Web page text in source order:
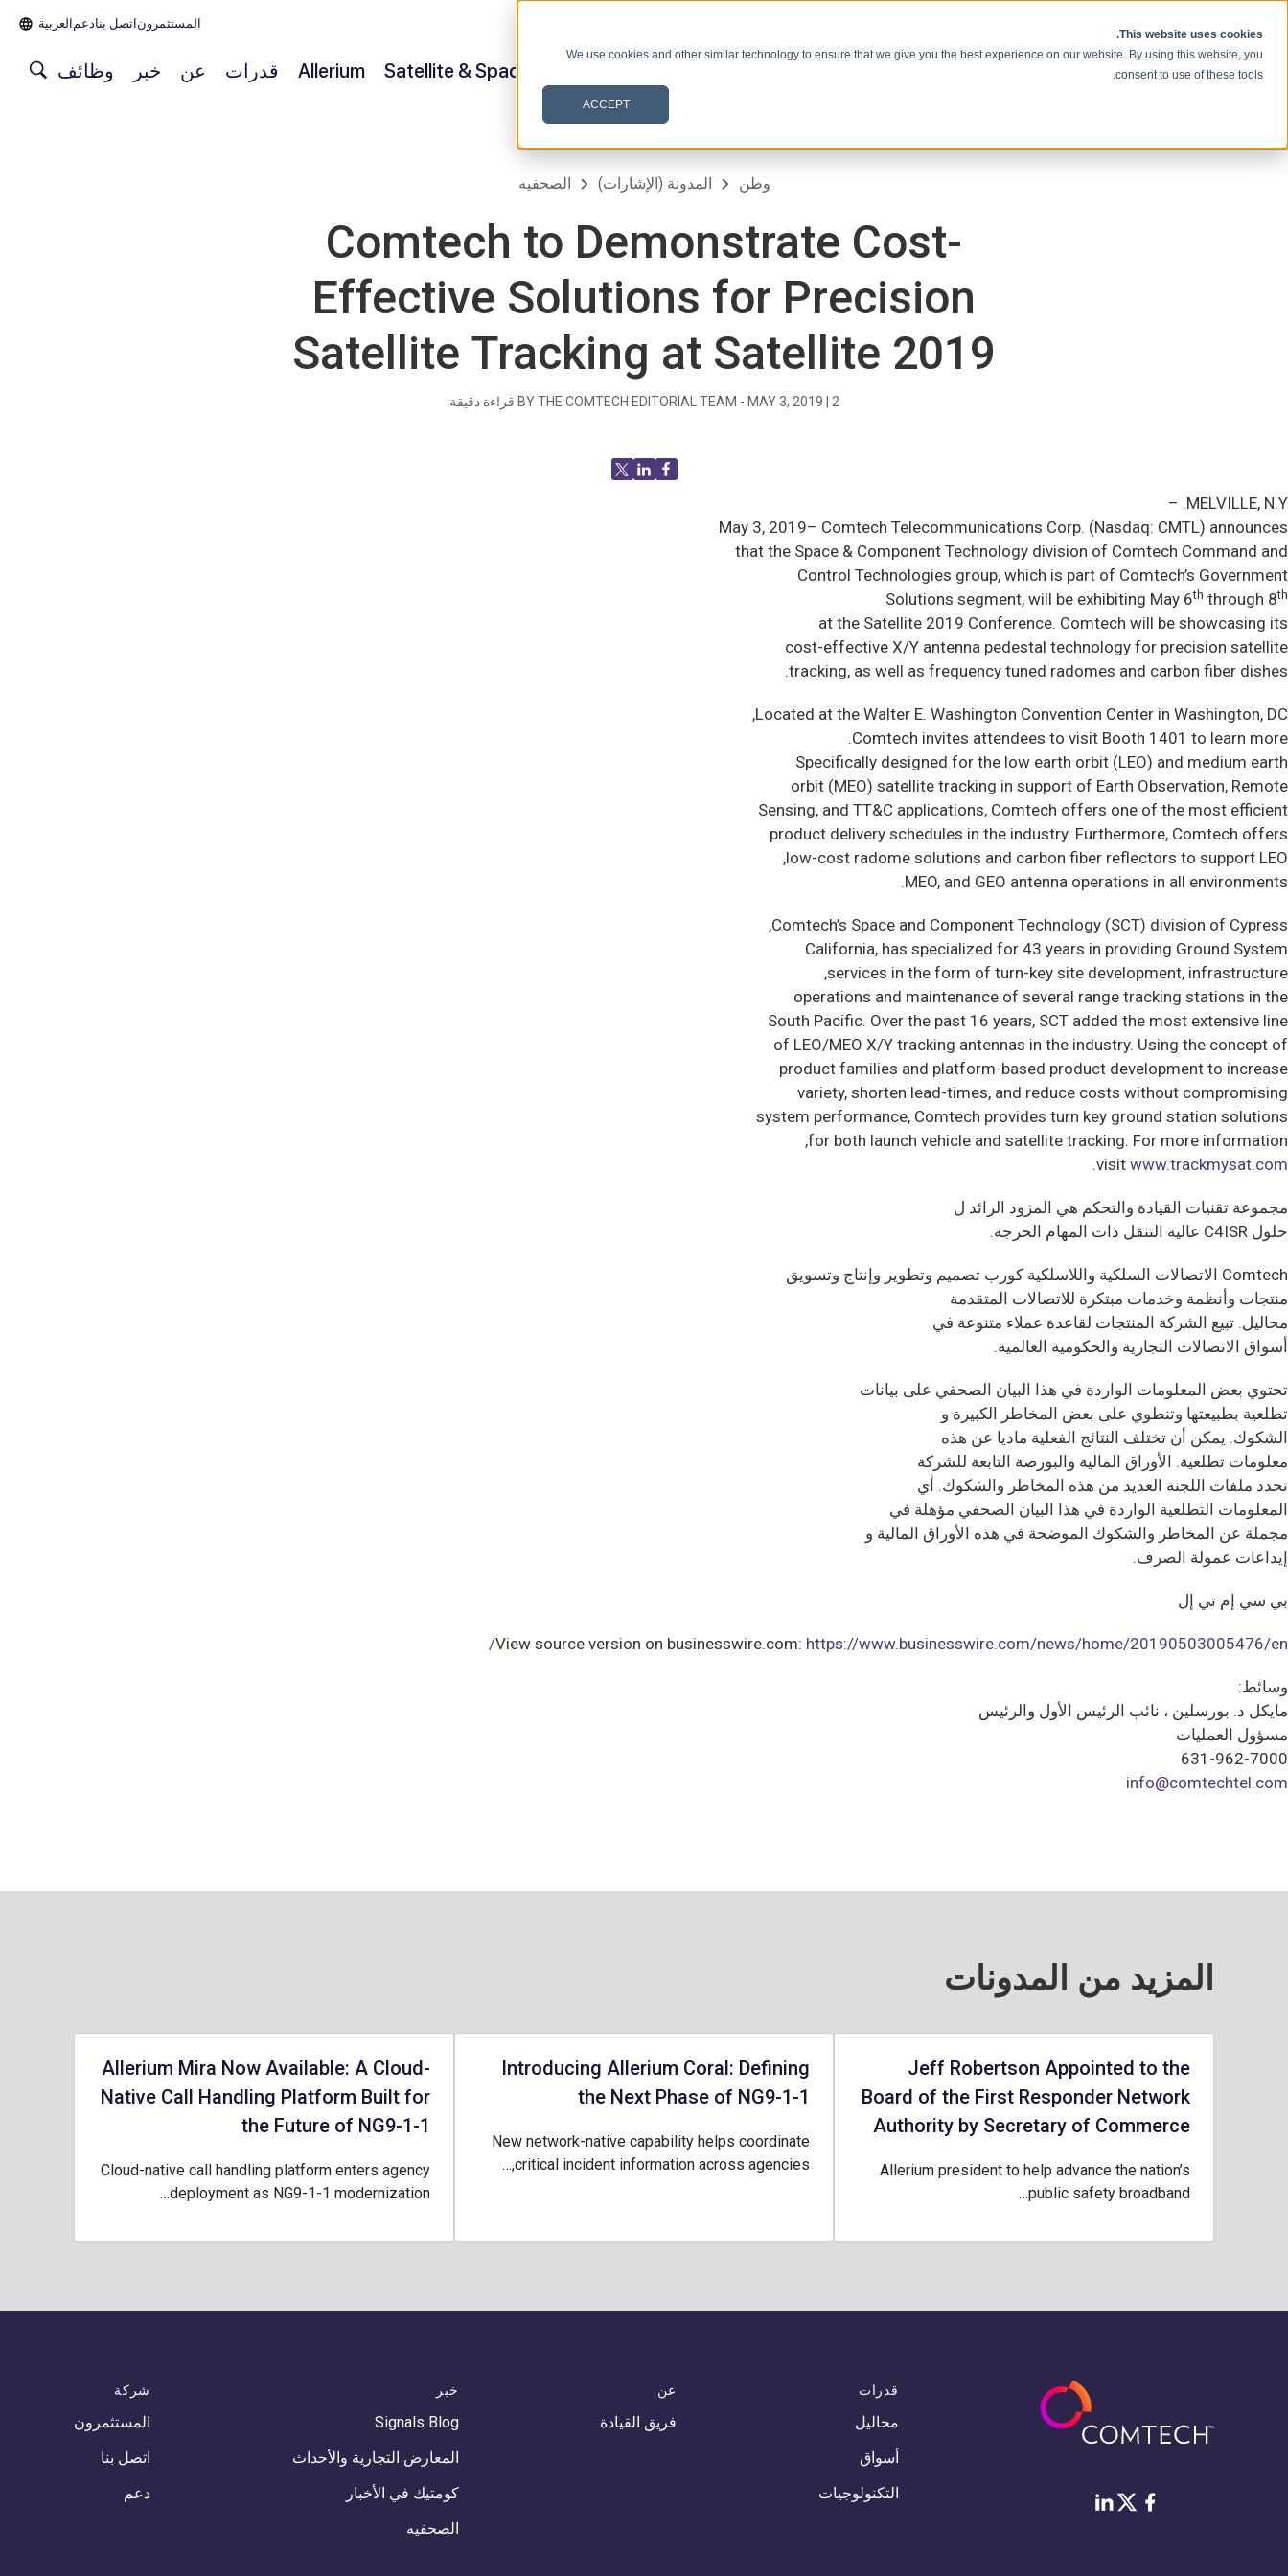
This website uses cookies.
We use cookies and other similar technology to ensure that we give you the best experience on our website. By using this website, you
consent to use of these tools.
ACCEPT
المستثمرون اتصل بنادعم العربية‏
Satellite & Space
Allerium قدرات عن خبر وظائف
وطن المدونة (الإشارات) الصحفيه
Comtech to Demonstrate Cost-
Effective Solutions for Precision
Satellite Tracking at Satellite 2019
BY THE COMTECH EDITORIAL TEAM - MAY 3, 2019 2 قراءة دقيقة
MELVILLE, N.Y. –
May 3, 2019– Comtech Telecommunications Corp. (Nasdaq: CMTL) announces
that the Space & Component Technology division of Comtech Command and
Control Technologies group, which is part of Comtech’s Government
Solutions segment, will be exhibiting May 6th through 8th
at the Satellite 2019 Conference. Comtech will be showcasing its
cost-effective X/Y antenna pedestal technology for precision satellite
tracking, as well as frequency tuned radomes and carbon fiber dishes.
Located at the Walter E. Washington Convention Center in Washington, DC,
Comtech invites attendees to visit Booth 1401 to learn more.
Specifically designed for the low earth orbit (LEO) and medium earth
orbit (MEO) satellite tracking in support of Earth Observation, Remote
Sensing, and TT&C applications, Comtech offers one of the most efficient
product delivery schedules in the industry. Furthermore, Comtech offers
low-cost radome solutions and carbon fiber reflectors to support LEO,
MEO, and GEO antenna operations in all environments.
Comtech’s Space and Component Technology (SCT) division of Cypress,
California, has specialized for 43 years in providing Ground System
services in the form of turn-key site development, infrastructure,
operations and maintenance of several range tracking stations in the
South Pacific. Over the past 16 years, SCT added the most extensive line
of LEO/MEO X/Y tracking antennas in the industry. Using the concept of
product families and platform-based product development to increase
variety, shorten lead-times, and reduce costs without compromising
system performance, Comtech provides turn key ground station solutions
for both launch vehicle and satellite tracking. For more information,
visit www.trackmysat.com
.
مجموعة تقنيات القيادة والتحكم هي المزود الرائد ل
حلول C4ISR عالية التنقل ذات المهام الحرجة.
Comtech الاتصالات السلكية واللاسلكية كورب تصميم وتطوير وإنتاج وتسويق
منتجات وأنظمة وخدمات مبتكرة للاتصالات المتقدمة
محاليل. تبيع الشركة المنتجات لقاعدة عملاء متنوعة في
أسواق الاتصالات التجارية والحكومية العالمية.
تحتوي بعض المعلومات الواردة في هذا البيان الصحفي على بيانات
تطلعية بطبيعتها وتنطوي على بعض المخاطر الكبيرة و
الشكوك. يمكن أن تختلف النتائج الفعلية ماديا عن هذه
معلومات تطلعية. الأوراق المالية والبورصة التابعة للشركة
تحدد ملفات اللجنة العديد من هذه المخاطر والشكوك. أي
المعلومات التطلعية الواردة في هذا البيان الصحفي مؤهلة في
مجملة عن المخاطر والشكوك الموضحة في هذه الأوراق المالية و
إيداعات عمولة الصرف.
بي سي إم تي إل
View source version on businesswire.com: https://www.businesswire.com/news/home/20190503005476/en/
وسائط:
مايكل د. بورسلين ، نائب الرئيس الأول والرئيس
مسؤول العمليات
631-962-7000
info@comtechtel.com
المزيد من المدونات
Jeff Robertson Appointed to the
Board of the First Responder Network
Authority by Secretary of Commerce
Allerium president to help advance the nation’s
public safety broadband…
Introducing Allerium Coral: Defining
the Next Phase of NG9-1-1
New network-native capability helps coordinate
critical incident information across agencies,…
Allerium Mira Now Available: A Cloud-
Native Call Handling Platform Built for
the Future of NG9-1-1
Cloud-native call handling platform enters agency
deployment as NG9-1-1 modernization…
فيس بوكTwitter
لينكد إن
قدرات
محاليل
أسواق
التكنولوجيات
عن
فريق القيادة
خبر
Signals Blog
المعارض التجارية والأحداث
كومتيك في الأخبار
الصحفيه
شركة
المستثمرون
اتصل بنا
دعم